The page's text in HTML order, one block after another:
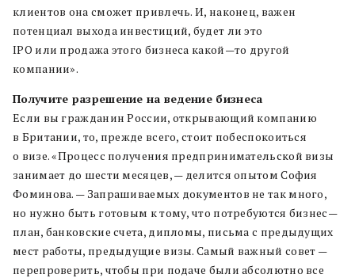
клиентов она сможет привлечь.И, наконец, важен
потенциал выхода инвестиций, будет ли это
IPO или продажа этого бизнеса какой—то другой
компании».
Получите разрешение на ведение бизнеса
Если вы гражданин России, открывающий компанию
в Британии, то, прежде всего, стоит побеспокоиться
о визе.«Процесс получения предпринимательской визы
занимает до шести месяцев,— делитсяопытом София
Фоминова. — Запрашиваемых документов не так много,
но нужно быть готовым к тому,что потребуются бизнес—
план, банковские счета, дипломы, письма с предыдущих
мест работы, предыдущие визы.Самый важный совет —
перепроверить, чтобы при подаче были абсолютно все